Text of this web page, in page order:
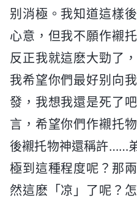
别消極。我知道這樣
心意，但我不願作襯
反正我就這麽大勁了
我希望你們最好别向
發，我想我還是死了
言，希望你們作襯托
後襯托物神還稱許……
極到這種程度呢？那
然這麽「凉」了呢？